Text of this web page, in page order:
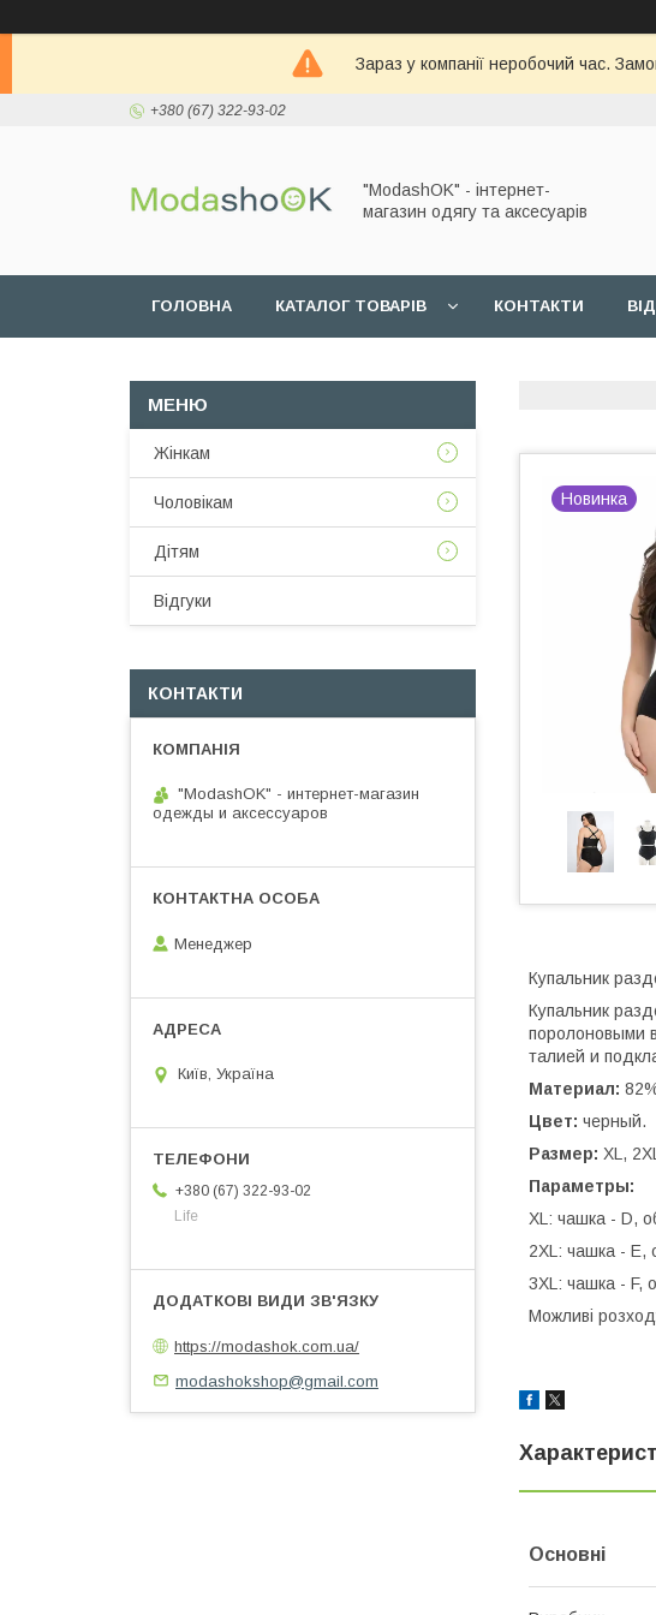
Зараз у компанії неробочий час.
+380 (67) 322-93-02
"ModashOK" - інтернет-
магазин одягу та аксесуарів
ГОЛОВНА КАТАЛОГ ТОВАРІВ КОНТАКТИ
Новинка
Купальник
Купальник
поролоновыми
талией и
Материал:
Цвет: черный.
Размер: XL,
Параметры:
ХL: чашка - D,
2ХL: чашка - E,
3ХL: чашка - F,
Можливі
Основні
Жінкам
Чоловікам
Дітям
Відгуки
КОНТАКТИ
"ModashOK" - интернет-магазин
одежды и аксессуаров
Менеджер
Київ, Україна
+380 (67) 322-93-02
Life
https://modashok.com.ua/
modashokshop@gmail.com